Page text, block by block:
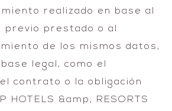
realizado en base al
prestado o al
de los mismos datos,
legal, como el
contrato o la obligación
HOTELS &amp; RESORTS